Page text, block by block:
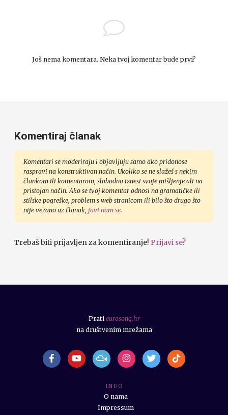
Još nema komentara. Neka tvoj komentar bude prvi?
Komentiraj članak
Komentari se moderiraju i objavljuju samo ako pridonose
raspravi na konstruktivan način. Ukoliko se ne slažeš s nekim
člankom ili komentarom, slobodno iznesi svoje mišljenje ali na
pristojan način. Ako se tvoj komentar odnosi na gramatičke ili
stilske pogreške, problem s web stranicom ili bilo što drugo što
nije vezano uz članak, javi nam se.
Trebaš biti prijavljen za komentiranje! Prijavi se?
I N F O
O nama
Impressum
Prati eurosong.hr
na društvenim mrežama